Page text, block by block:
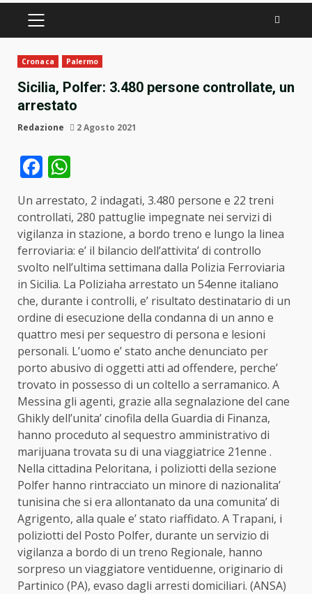
PRIMÄRES
MENÜ
Cronaca Palermo
Sicilia, Polfer: 3.480 persone controllate, un
arrestato
Redazione 2 Agosto 2021
Facebook
Un arrestato, 2 indagati, 3.480 persone e 22 treni
controllati, 280 pattuglie impegnate nei servizi di
vigilanza in stazione, a bordo treno e lungo la linea
ferroviaria: e’ il bilancio dell’attivita’ di controllo
svolto nell’ultima settimana dalla Polizia Ferroviaria
in Sicilia. La Poliziaha arrestato un 54enne italiano
che, durante i controlli, e’ risultato destinatario di un
ordine di esecuzione della condanna di un anno e
quattro mesi per sequestro di persona e lesioni
personali. L’uomo e’ stato anche denunciato per
porto abusivo di oggetti atti ad offendere, perche’
trovato in possesso di un coltello a serramanico. A
Messina gli agenti, grazie alla segnalazione del cane
Ghikly dell’unita’ cinofila della Guardia di Finanza,
hanno proceduto al sequestro amministrativo di
marijuana trovata su di una viaggiatrice 21enne .
Nella cittadina Peloritana, i poliziotti della sezione
Polfer hanno rintracciato un minore di nazionalita’
tunisina che si era allontanato da una comunita’ di
Agrigento, alla quale e’ stato riaffidato. A Trapani, i
poliziotti del Posto Polfer, durante un servizio di
vigilanza a bordo di un treno Regionale, hanno
sorpreso un viaggiatore ventiduenne, originario di
Partinico (PA), evaso dagli arresti domiciliari. (ANSA)